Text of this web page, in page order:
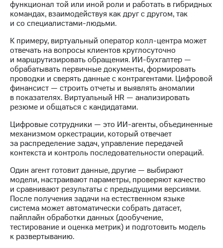
Пригласить
спикера
Корпоративное
управление
Корпоративный
секретарь
Раскрытие
информации
Информация
Документы
ПАО
"МТС"
Собрания
Личный
кабинет
акционера
Акционерный
капитал
Контроль
и
аудит
функционал той или иной роли и работать в гибридных
командах, взаимодействуя как друг с другом, так
и со специалистами-людьми.
К примеру, виртуальный оператор колл-центра может
отвечать на вопросы клиентов круглосуточно
и маршрутизировать обращения. ИИ-бухгалтер —
обрабатывать первичные документы, формировать
проводки и сверять данные с контрагентами. Цифровой
финансист — строить отчеты и выявлять аномалии
в показателях. Виртуальный HR — анализировать
резюме и общаться с кандидатами.
Цифровые сотрудники — это ИИ-агенты, объединенные
механизмом оркестрации, который отвечает
за распределение задач, управление передачей
контекста и контроль последовательности операций.
Один агент готовит данные, другие — выбирают
модели, настраивают параметры, проверяют качество
и сравнивают результаты с предыдущими версиями.
После получения задачи на естественном языке
система может автоматически собрать датасет,
пайплайн обработки данных (дообучение,
тестирование и оценка метрик) и подготовить модель
к развертыванию.